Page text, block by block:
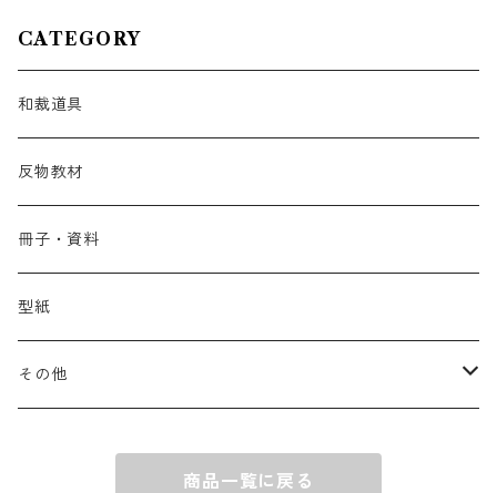
CATEGORY
和裁道具
反物教材
冊子・資料
型紙
その他
商品一覧に戻る